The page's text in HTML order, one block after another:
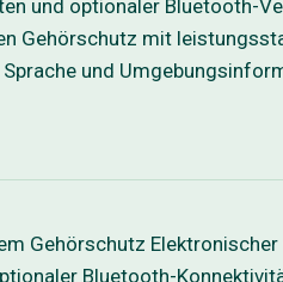
und optionaler Bluetooth-
Gehörschutz mit
und
Gehörschutz
Bluetooth-